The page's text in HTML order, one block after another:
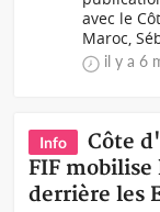
avec le
Maroc,
il y a 6
Info
Côte
FIF mobilise
derrière les